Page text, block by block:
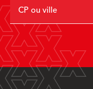
CP ou ville